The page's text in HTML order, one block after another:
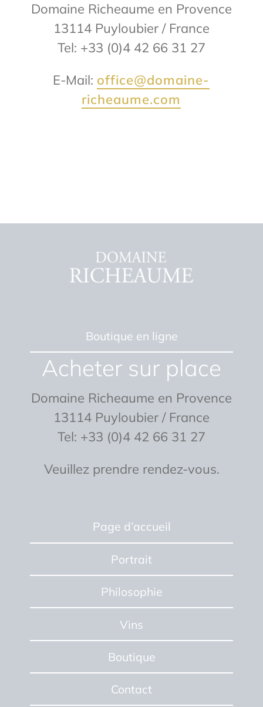
Domaine Richeaume en Provence
13114 Puyloubier / France
Tel: +33 (0)4 42 66 31 27
E-Mail: office@domaine-
richeaume.com
Boutique en ligne
Acheter sur place
Domaine Richeaume en Provence
13114 Puyloubier / France
Tel: +33 (0)4 42 66 31 27
Veuillez prendre rendez-vous.
Page d’accueil
Portrait
Philosophie
Vins
Boutique
Contact